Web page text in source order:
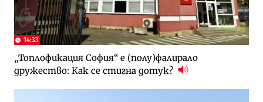
14:33
„Топлофикация София“ e (полу)фалирало
дружество: Как се стигна дотук?